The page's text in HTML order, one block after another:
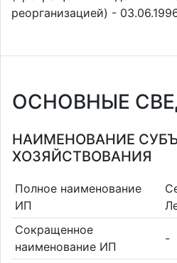
реорганизацией) -
ОСНОВНЫЕ
НАИМЕНОВАНИЕ
ХОЗЯЙСТВОВАНИЯ
Полное наименование
ИП
Сокращенное
наименование ИП
-